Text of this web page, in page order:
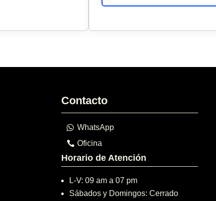
Contacto
WhatsApp
Oficina
Horario de Atención
L-V: 09 am a 07 pm
Sábados y Domingos: Cerrado